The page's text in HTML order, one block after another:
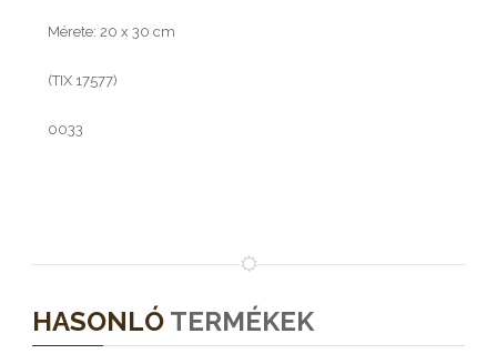
Mérete: 20 x 30 cm
(TIX 17577)
0033
HASONLÓ TERMÉKEK